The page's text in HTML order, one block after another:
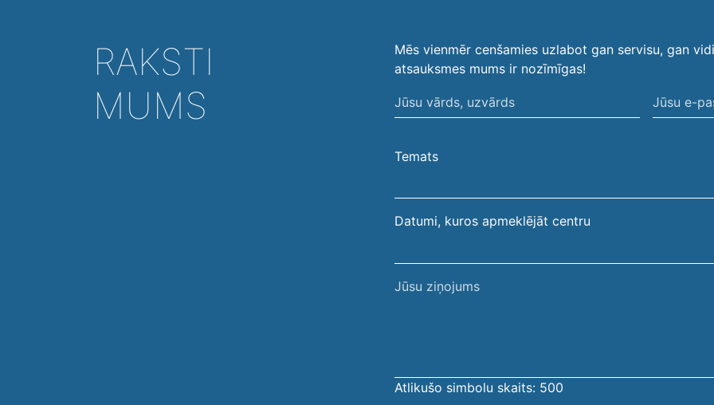
RAKSTI
MUMS
Mēs vienmēr cenšamies uzlabot gan servisu, gan
atsauksmes mums ir nozīmīgas!
Jūsu
vārds,
Jūsu
e-
Temats
Datumi, kuros apmeklējāt centru
Jūsu
Atlikušo simbolu skaits: 500